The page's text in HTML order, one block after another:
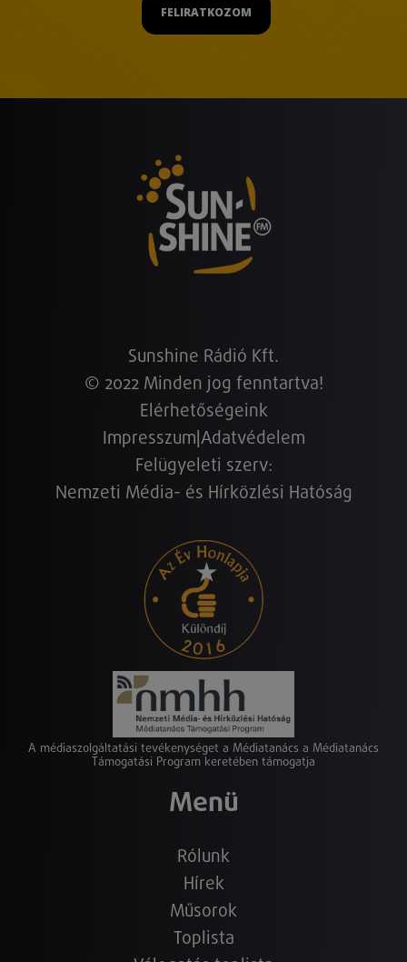
FELIRATKOZOM
Sunshine Rádió Kft.
© 2022 Minden jog fenntartva!
Elérhetőségeink
Impresszum Adatvédelem
Felügyeleti szerv:
Nemzeti Média- és Hírközlési Hatóság
A médiaszolgáltatási tevékenységet a Médiatanács a Médiatanács
Támogatási Program keretében támogatja
Menü
Rólunk
Hírek
Műsorok
Toplista